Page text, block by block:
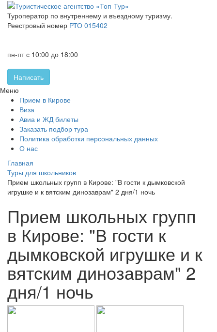
Туроператор по внутреннему и въездному туризму.
Реестровый номер РТО 015402
пн-пт с 10:00 до 18:00
Написать
Меню
Прием в Кирове
Виза
Авиа и ЖД билеты
Заказать подбор тура
Политика обработки персональных данных
О нас
Главная
Туры для школьников
Прием школьных групп в Кирове: "В гости к дымковской
игрушке и к вятским динозаврам" 2 дня/1 ночь
Прием школьных групп
в Кирове: "В гости к
дымковской игрушке и к
вятским динозаврам" 2
дня/1 ночь